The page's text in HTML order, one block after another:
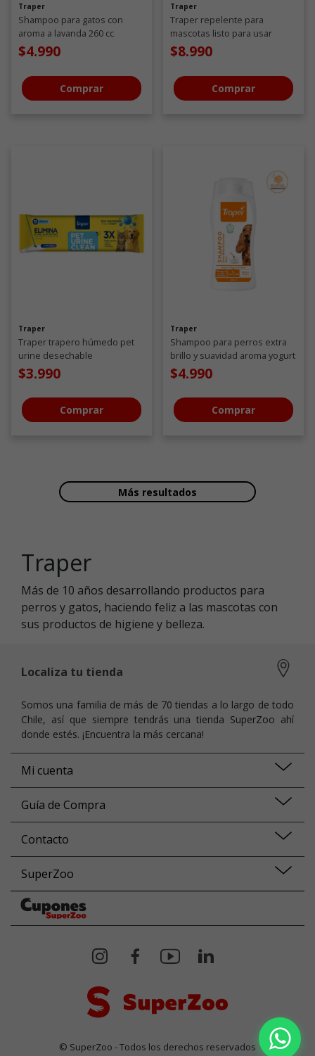
Traper
Shampoo para gatos con
aroma a lavanda 260 cc
$4.990
Comprar
Traper
Traper repelente para
mascotas listo para usar
500ML
$8.990
Comprar
Traper
Traper trapero húmedo pet
urine desechable
$3.990
Comprar
Traper
Shampoo para perros extra
brillo y suavidad aroma yogurt
y miel 260 ML
$4.990
Comprar
Más resultados
Traper
Más de 10 años desarrollando productos para
perros y gatos, haciendo feliz a las mascotas con
sus productos de higiene y belleza.
Localiza tu tienda
Somos una familia de más de 70 tiendas a lo largo de todo
Chile, así que siempre tendrás una tienda SuperZoo ahí
donde estés. ¡Encuentra la más cercana!
Mi cuenta
Guía de Compra
Contacto
SuperZoo
© SuperZoo - Todos los derechos reservados